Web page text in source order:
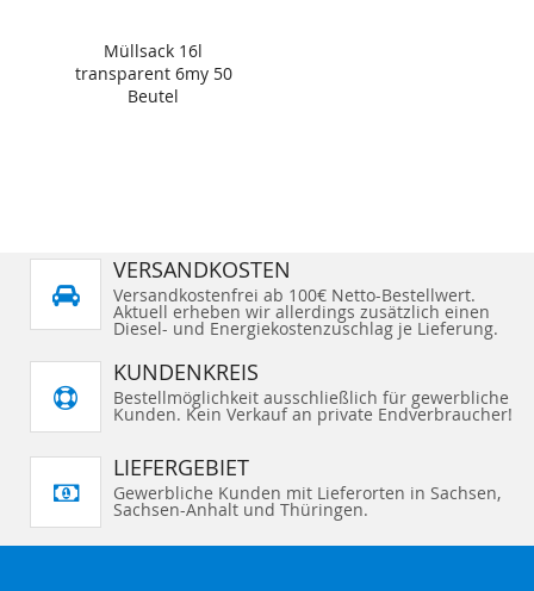
Müllsack 16l
transparent 6my 50
Beutel
VERSANDKOSTEN
Versandkostenfrei ab 100€ Netto-Bestellwert.
Aktuell erheben wir allerdings zusätzlich einen
Diesel- und Energiekostenzuschlag je Lieferung.
KUNDENKREIS
Bestellmöglichkeit ausschließlich für gewerbliche
Kunden. Kein Verkauf an private Endverbraucher!
LIEFERGEBIET
Gewerbliche Kunden mit Lieferorten in Sachsen,
Sachsen-Anhalt und Thüringen.